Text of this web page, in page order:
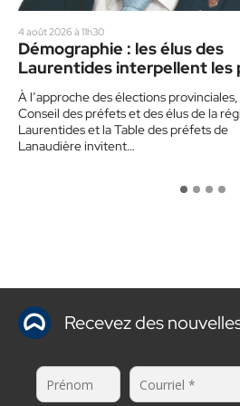
4 août 2026 à 11h30
Démographie : les élus des
Laurentides interpellent les
politiques
À l’approche des élections
Conseil des préfets et des élus de la
Laurentides et la Table des préfets de
Lanaudière invitent…
Recevez des